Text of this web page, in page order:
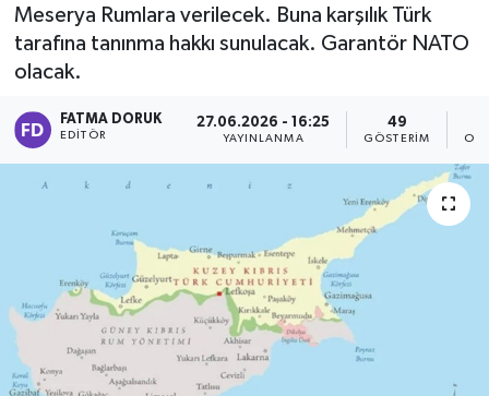
Meserya Rumlara verilecek. Buna karşılık Türk
tarafına tanınma hakkı sunulacak. Garantör NATO
olacak.
FATMA DORUK
EDITÖR
27.06.2026 - 16:25
YAYINLANMA
49
GÖSTERIM